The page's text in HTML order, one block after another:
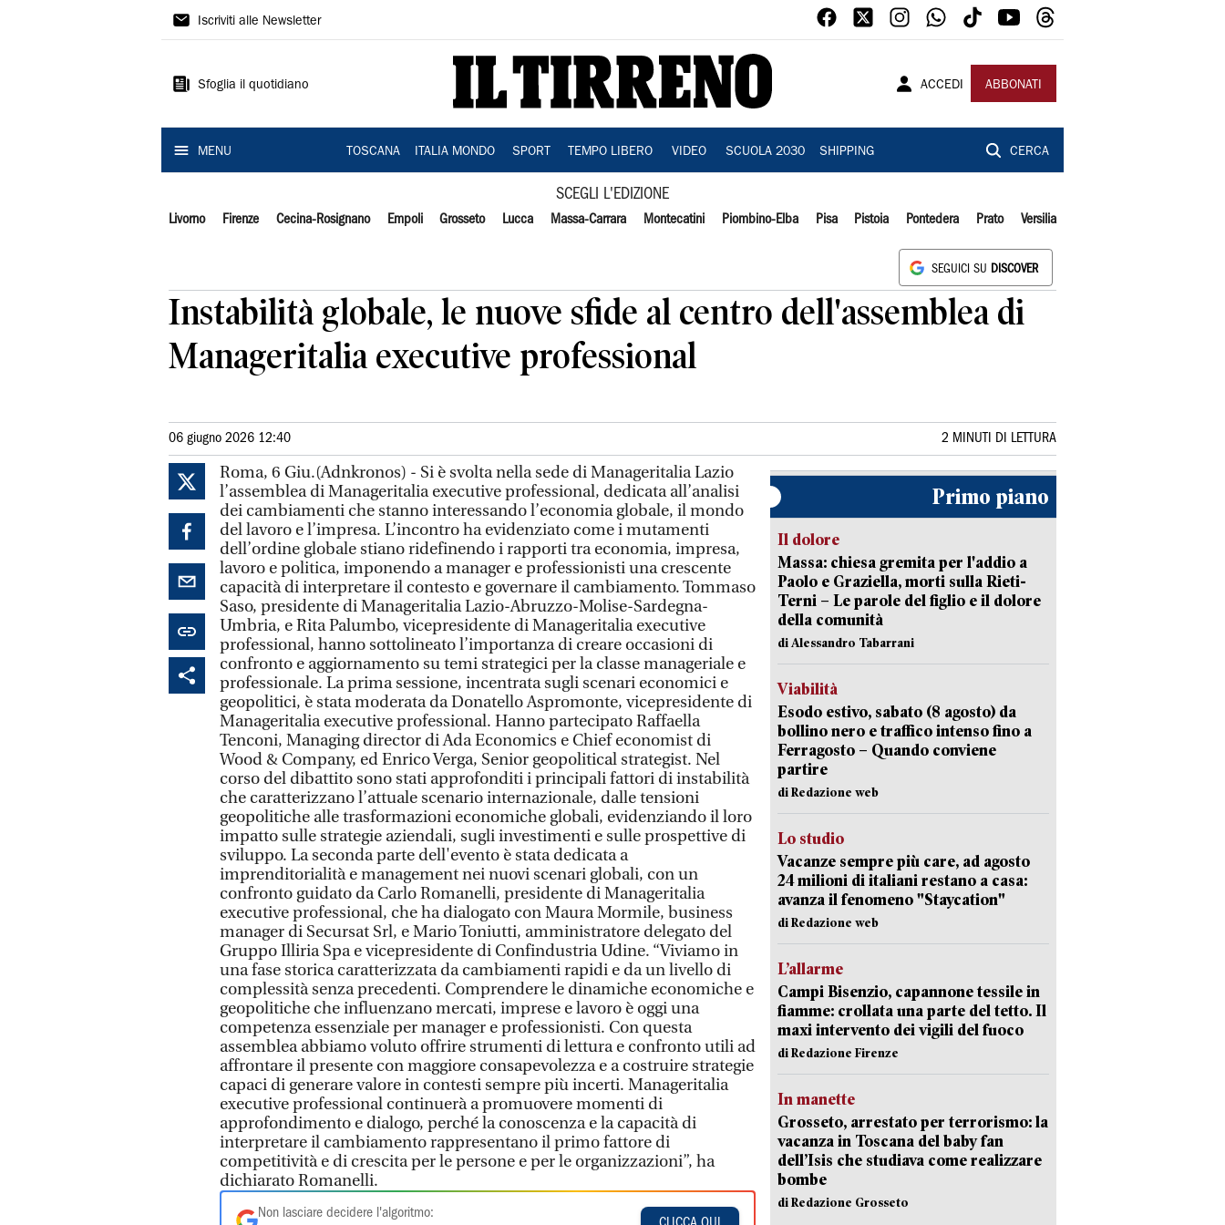
Il
Iscriviti alle Newsletter
Sfoglia il quotidiano ACCEDI ABBONATI
MENU TOSCANA ITALIA MONDO SPORT TEMPO LIBERO VIDEO SCUOLA 2030 SHIPPING CERCA
SCEGLI L'EDIZIONE
Livorno Firenze Cecina-Rosignano Empoli Grosseto Lucca Massa-Carrara Montecatini Piombino-Elba Pisa Pistoia Pontedera Prato Versilia
SEGUICI SU DISCOVER
Instabilità globale, le nuove sfide al centro dell'assemblea di
Manageritalia executive professional
06 giugno 2026 12:40 2 MINUTI DI LETTURA
Roma, 6 Giu.(Adnkronos) - Si è svolta nella sede di Manageritalia Lazio
l’assemblea di Manageritalia executive professional, dedicata all’analisi
dei cambiamenti che stanno interessando l’economia globale, il mondo
del lavoro e l’impresa. L’incontro ha evidenziato come i mutamenti
dell’ordine globale stiano ridefinendo i rapporti tra economia, impresa,
lavoro e politica, imponendo a manager e professionisti una crescente
capacità di interpretare il contesto e governare il cambiamento. Tommaso
Saso, presidente di Manageritalia Lazio-Abruzzo-Molise-Sardegna-
Umbria, e Rita Palumbo, vicepresidente di Manageritalia executive
professional, hanno sottolineato l’importanza di creare occasioni di
confronto e aggiornamento su temi strategici per la classe manageriale e
professionale. La prima sessione, incentrata sugli scenari economici e
geopolitici, è stata moderata da Donatello Aspromonte, vicepresidente di
Manageritalia executive professional. Hanno partecipato Raffaella
Tenconi, Managing director di Ada Economics e Chief economist di
Wood & Company, ed Enrico Verga, Senior geopolitical strategist. Nel
corso del dibattito sono stati approfonditi i principali fattori di instabilità
che caratterizzano l’attuale scenario internazionale, dalle tensioni
geopolitiche alle trasformazioni economiche globali, evidenziando il loro
impatto sulle strategie aziendali, sugli investimenti e sulle prospettive di
sviluppo. La seconda parte dell'evento è stata dedicata a
imprenditorialità e management nei nuovi scenari globali, con un
confronto guidato da Carlo Romanelli, presidente di Manageritalia
executive professional, che ha dialogato con Maura Mormile, business
manager di Secursat Srl, e Mario Toniutti, amministratore delegato del
Gruppo Illiria Spa e vicepresidente di Confindustria Udine. “Viviamo in
una fase storica caratterizzata da cambiamenti rapidi e da un livello di
complessità senza precedenti. Comprendere le dinamiche economiche e
geopolitiche che influenzano mercati, imprese e lavoro è oggi una
competenza essenziale per manager e professionisti. Con questa
assemblea abbiamo voluto offrire strumenti di lettura e confronto utili ad
affrontare il presente con maggiore consapevolezza e a costruire strategie
capaci di generare valore in contesti sempre più incerti. Manageritalia
executive professional continuerà a promuovere momenti di
approfondimento e dialogo, perché la conoscenza e la capacità di
interpretare il cambiamento rappresentano il primo fattore di
competitività e di crescita per le persone e per le organizzazioni”, ha
dichiarato Romanelli.
Non lasciare decidere l'algoritmo:
Primo piano
Il dolore
Massa: chiesa gremita per l'addio a
Paolo e Graziella, morti sulla Rieti-
Terni – Le parole del figlio e il dolore
della comunità
di Alessandro Tabarrani
Viabilità
Esodo estivo, sabato (8 agosto) da
bollino nero e traffico intenso fino a
Ferragosto – Quando conviene
partire
di Redazione web
Lo studio
Vacanze sempre più care, ad agosto
24 milioni di italiani restano a casa:
avanza il fenomeno "Staycation"
di Redazione web
L’allarme
Campi Bisenzio, capannone tessile in
fiamme: crollata una parte del tetto. Il
maxi intervento dei vigili del fuoco
di Redazione Firenze
In manette
Grosseto, arrestato per terrorismo: la
vacanza in Toscana del baby fan
dell’Isis che studiava come realizzare
bombe
di Redazione Grosseto